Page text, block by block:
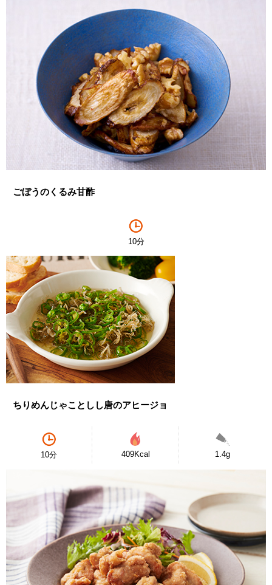
ごぼうのくるみ甘酢
10分
ちりめんじゃことしし唐のアヒージョ
10分 409Kcal 1.4g